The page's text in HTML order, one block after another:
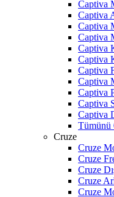
Captiva
Captiva
Captiva
Captiva
Captiva
Captiva
Captiva
Captiva
Captiva
Captiva
Captiva
Tümünü
Cruze
Cruze
Cruze
Cruze
Cruze
Cruze